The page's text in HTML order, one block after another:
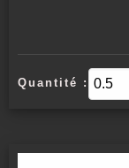
Quantité :